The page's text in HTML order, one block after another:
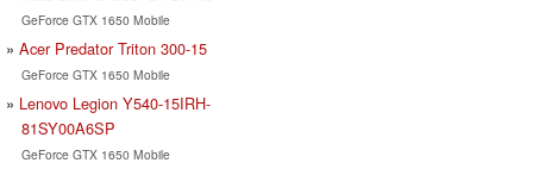
GeForce GTX 1650 Mobile
Acer Predator Triton 300-15
GeForce GTX 1650 Mobile
Lenovo Legion Y540-15IRH-
81SY00A6SP
GeForce GTX 1650 Mobile